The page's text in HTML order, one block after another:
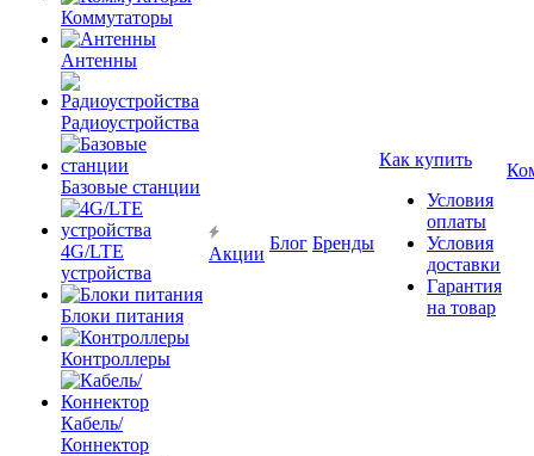
Коммутаторы
Антенны
Радиоустройства
Базовые станции
4G/LTE
устройства
Блоки питания
Контроллеры
Кабель/
Коннектор
Акции
Блог Бренды
Как купить
Условия
оплаты
Условия
доставки
Гарантия
на товар